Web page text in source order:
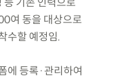
여 동을 대상으로
수할 예정임.
에 등록·관리하여